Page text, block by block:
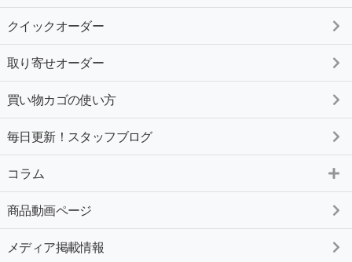
クイックオーダー
取り寄せオーダー
買い物カゴの使い方
毎日更新！スタッフブログ
コラム
商品動画ページ
メディア掲載情報